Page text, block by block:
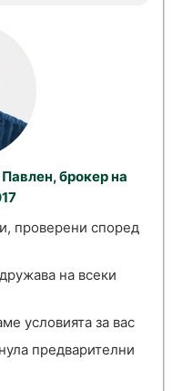
брокер на
проверени според
на всеки
условията за вас
предварителни